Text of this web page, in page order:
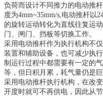
负荷而设计不同推力的电动推
度为4mm~35mm/s,电动推杆以
的旋转运动转化为直线往复运
门、闸门、挡板等切换工作。
采用电动推杆作为执行机构不
装置和辅助设备，也可减少执
制运行过程中都需要有一定的
等，但日积月累，耗气量仍是巨
采用电动推杆执行机构，在改
开度时就可不再供电，因此从